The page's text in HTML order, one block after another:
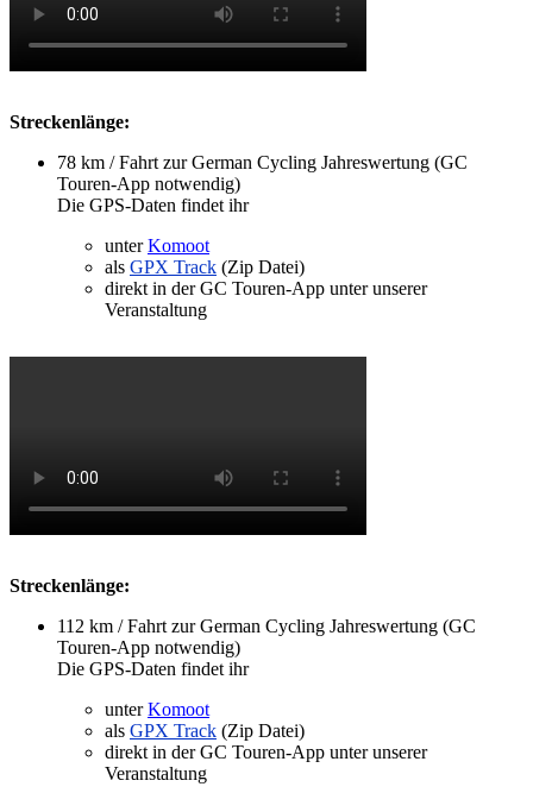
Streckenlänge:
78 km / Fahrt zur German Cycling Jahreswertung (GC
Touren-App notwendig)
Die GPS-Daten findet ihr
unterKomoot
als GPX Track (Zip Datei)
direkt in der GC Touren-App unter unserer
Veranstaltung
Streckenlänge:
112 km / Fahrt zur German Cycling Jahreswertung (GC
Touren-App notwendig)
Die GPS-Daten findet ihr
unterKomoot
als GPX Track (Zip Datei)
direkt in der GC Touren-App unter unserer
Veranstaltung